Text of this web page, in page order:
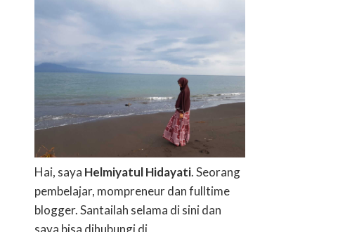
Hai, saya Helmiyatul Hidayati. Seorang
pembelajar, mompreneur dan fulltime
blogger. Santailah selama di sini dan
saya bisa dihubungi di